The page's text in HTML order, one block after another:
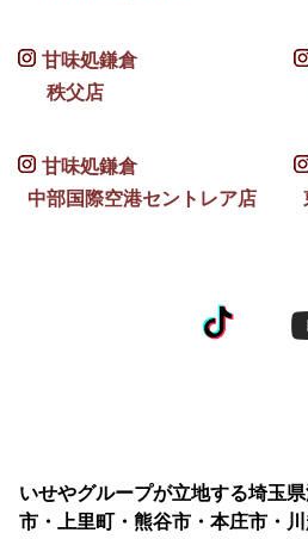
甘味処鎌倉
秩父店
甘味処鎌倉
中部国際空港セントレア店
いせやグループが立地する埼玉
市・上里町・熊谷市・本庄市・